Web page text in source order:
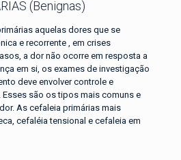
(Benignas)
aquelas dores que se
e recorrente , em crises
a dor não ocorre em resposta a
em si, os exames de investigação
deve envolver controle e
são os tipos mais comuns e
As cefaleia primárias mais
cefaléia tensional e cefaleia em